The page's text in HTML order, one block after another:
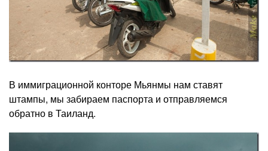
В иммиграционной конторе Мьянмы нам ставят
штампы, мы забираем паспорта и отправляемся
обратно в Таиланд.